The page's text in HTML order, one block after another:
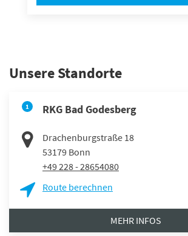
Unsere Standorte
1 RKG Bad Godesberg
Drachenburgstraße 18
53179 Bonn
+49 228 - 28654080
Route berechnen
MEHR INFOS